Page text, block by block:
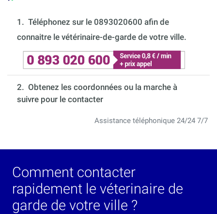
1. Téléphonez sur le 0893020600 afin de
connaitre le vétérinaire-de-garde de votre ville.
2. Obtenez les coordonnées ou la marche à
suivre pour le contacter
Assistance téléphonique 24/24 7/7
Comment contacter
rapidement le véterinaire de
garde de votre ville ?